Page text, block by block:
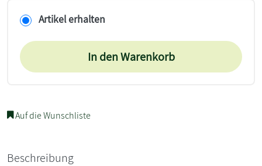
Artikel erhalten
In den Warenkorb
Auf die Wunschliste
Beschreibung